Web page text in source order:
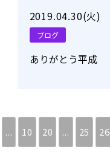
2019.04.30(火)
ブログ
ありがとう平成
... 10 20 ... 25 26